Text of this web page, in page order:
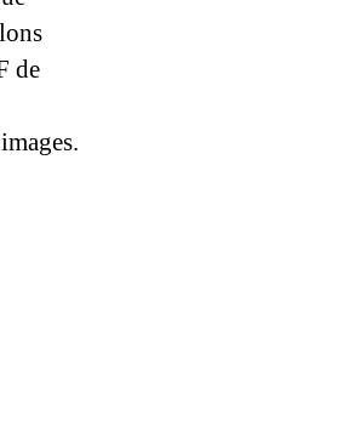
de